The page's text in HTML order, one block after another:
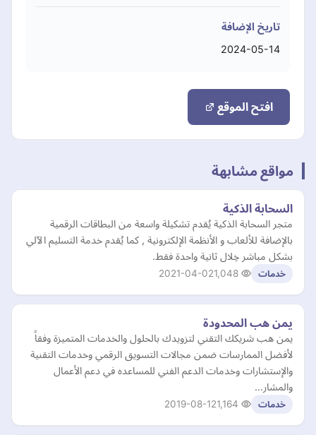
تاريخ الإضافة
2024-05-14
افتح الموقع
مواقع مشابهة
السحابة الذكية
متجر السحابة الذكية يُقدم تشكيلة واسعة من البطاقات الرقمية
بالإضافة للألعاب و الأنظمة الإلكترونية , كما يُقدم خدمة التسليم الآلي
بشكل مباشر خِلال ثانية واحدة فقط.
خدمات 2021-04-02
يمن هب المحدودة
يمن هب شريكك التقني لتزويدك بالحلول والخدمات المتميزة وفقاً
لأفضل الممارسات ضمن مجالات التسويق الرقمي وخدمات التقنية
والإستشارات وخدمات الدعم الفني للمساعده في دعم الأعمال
والمشار…
خدمات 2019-08-12